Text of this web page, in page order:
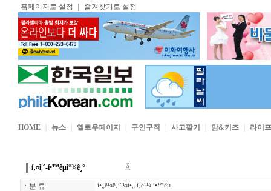
홈페이지로 설정 즐겨찾기로 설정
HOME 뉴스 옐로우페이지 구인구직 사고팔기 맘&키즈 라이
í‚¤ì¦ˆ-í•™êµì°¾ê¸° Â
ㆍ 분 류 í•„ë¼ë¸í”¼ì•„ ì¸ê·¼ í•™êµ